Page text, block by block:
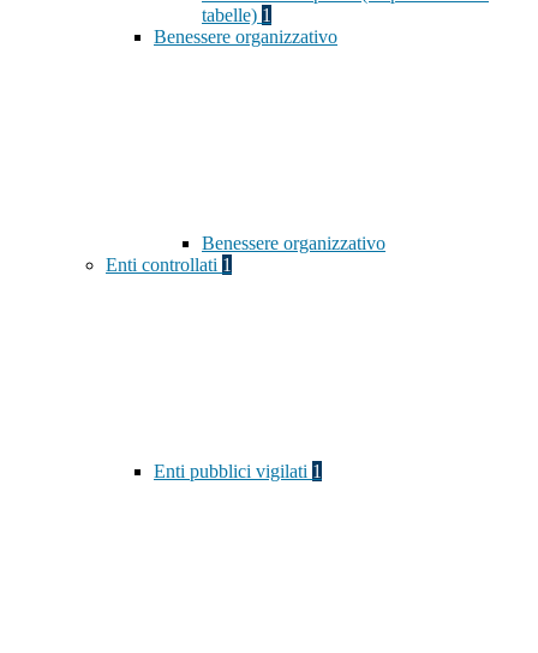
tabelle) 1
Benessere organizzativo
Benessere organizzativo
Enti controllati 1
Enti pubblici vigilati 1